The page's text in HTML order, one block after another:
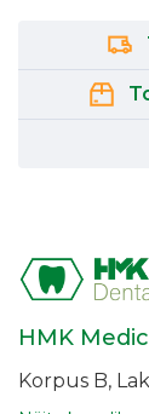
HMK
Korpus B,